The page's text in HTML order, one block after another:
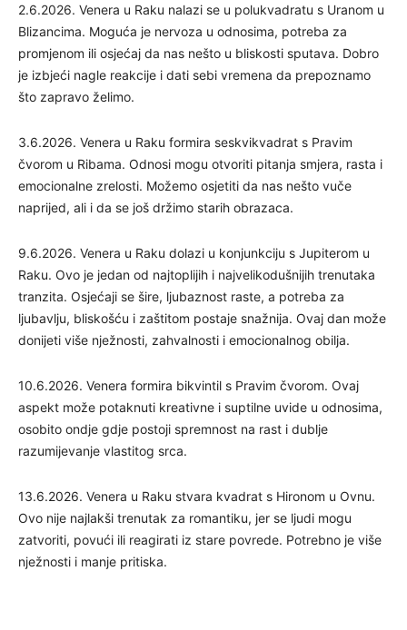
2.6.2026. Venera u Raku nalazi se u polukvadratu s Uranom u
Blizancima. Moguća je nervoza u odnosima, potreba za
promjenom ili osjećaj da nas nešto u bliskosti sputava. Dobro
je izbjeći nagle reakcije i dati sebi vremena da prepoznamo
što zapravo želimo.
3.6.2026. Venera u Raku formira seskvikvadrat s Pravim
čvorom u Ribama. Odnosi mogu otvoriti pitanja smjera, rasta i
emocionalne zrelosti. Možemo osjetiti da nas nešto vuče
naprijed, ali i da se još držimo starih obrazaca.
9.6.2026. Venera u Raku dolazi u konjunkciju s Jupiterom u
Raku. Ovo je jedan od najtoplijih i najvelikodušnijih trenutaka
tranzita. Osjećaji se šire, ljubaznost raste, a potreba za
ljubavlju, bliskošću i zaštitom postaje snažnija. Ovaj dan može
donijeti više nježnosti, zahvalnosti i emocionalnog obilja.
10.6.2026. Venera formira bikvintil s Pravim čvorom. Ovaj
aspekt može potaknuti kreativne i suptilne uvide u odnosima,
osobito ondje gdje postoji spremnost na rast i dublje
razumijevanje vlastitog srca.
13.6.2026. Venera u Raku stvara kvadrat s Hironom u Ovnu.
Ovo nije najlakši trenutak za romantiku, jer se ljudi mogu
zatvoriti, povući ili reagirati iz stare povrede. Potrebno je više
nježnosti i manje pritiska.